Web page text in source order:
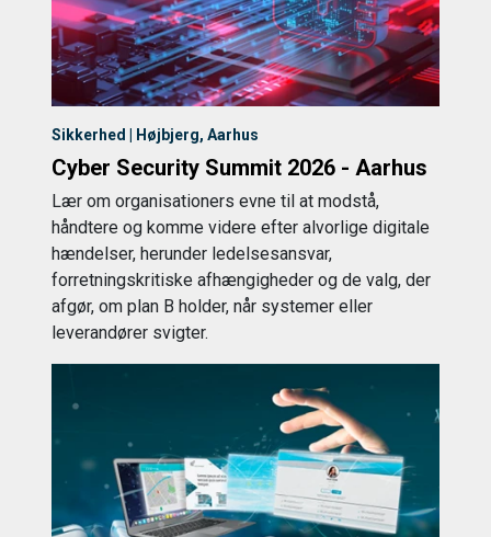
Sikkerhed | Højbjerg, Aarhus
Cyber Security Summit 2026 - Aarhus
Lær om organisationers evne til at modstå,
håndtere og komme videre efter alvorlige digitale
hændelser, herunder ledelsesansvar,
forretningskritiske afhængigheder og de valg, der
afgør, om plan B holder, når systemer eller
leverandører svigter.